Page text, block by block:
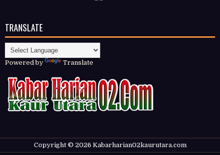
TRANSLATE
Powered by Translate
Copyright © 2026 Kabarharian02kaurutara.com